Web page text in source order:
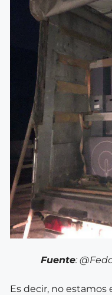
Fuente:
Es decir, no